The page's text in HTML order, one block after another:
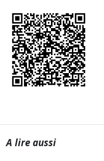
A lire aussi